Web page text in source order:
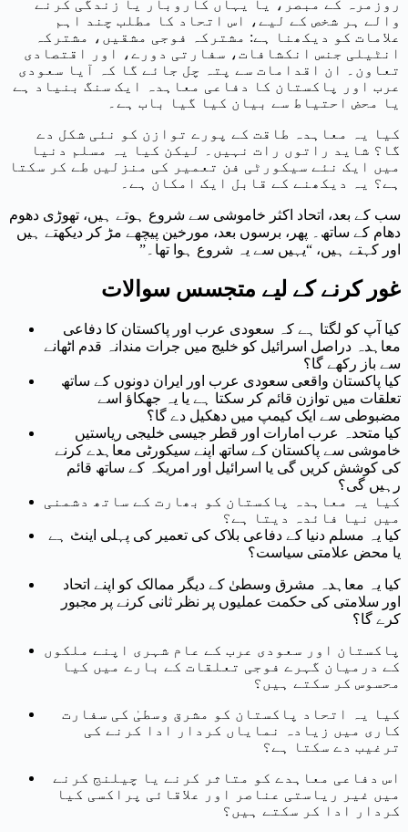
روزمرہ کے مبصر، یا یہاں کاروبار یا زندگی کرنے
والے ہر شخص کے لیے، اس اتحاد کا مطلب چند اہم
علامات کو دیکھنا ہے: مشترکہ فوجی مشقیں، مشترکہ
انٹیلی جنس انکشافات، سفارتی دورے، اور اقتصادی
تعاون۔ ان اقدامات سے پتہ چل جائے گا کہ آیا سعودی
عرب اور پاکستان کا دفاعی معاہدہ ایک سنگ بنیاد ہے
یا محض احتیاط سے بیان کیا گیا باب ہے۔
کیا یہ معاہدہ طاقت کے پورے توازن کو نئی شکل دے
گا؟ شاید راتوں رات نہیں۔ لیکن کیا یہ مسلم دنیا
میں ایک نئے سیکورٹی فن تعمیر کی منزلیں طے کر سکتا
ہے؟ یہ دیکھنے کے قابل ایک امکان ہے۔
سب کے بعد، اتحاد اکثر خاموشی سے شروع ہوتے ہیں، تھوڑی دھوم
دھام کے ساتھ۔ پھر، برسوں بعد، مورخین پیچھے مڑ کر دیکھتے ہیں
اور کہتے ہیں، “یہیں سے یہ شروع ہوا تھا۔”
غور کرنے کے لیے متجسس سوالات
کیا آپ کو لگتا ہے کہ سعودی عرب اور پاکستان کا دفاعی
معاہدہ دراصل اسرائیل کو خلیج میں جرات مندانہ قدم اٹھانے
سے باز رکھے گا؟
کیا پاکستان واقعی سعودی عرب اور ایران دونوں کے ساتھ
تعلقات میں توازن قائم کر سکتا ہے یا یہ جھکاؤ اسے
مضبوطی سے ایک کیمپ میں دھکیل دے گا؟
کیا متحدہ عرب امارات اور قطر جیسی خلیجی ریاستیں
خاموشی سے پاکستان کے ساتھ اپنے سیکورٹی معاہدے کرنے
کی کوشش کریں گی یا اسرائیل اور امریکہ کے ساتھ قائم
رہیں گی؟
کیا یہ معاہدہ پاکستان کو بھارت کے ساتھ دشمنی
میں نیا فائدہ دیتا ہے؟
کیا یہ مسلم دنیا کے دفاعی بلاک کی تعمیر کی پہلی اینٹ ہے
یا محض علامتی سیاست؟
کیا یہ معاہدہ مشرق وسطیٰ کے دیگر ممالک کو اپنے اتحاد
اور سلامتی کی حکمت عملیوں پر نظر ثانی کرنے پر مجبور
کرے گا؟
پاکستان اور سعودی عرب کے عام شہری اپنے ملکوں
کے درمیان گہرے فوجی تعلقات کے بارے میں کیا
محسوس کر سکتے ہیں؟
کیا یہ اتحاد پاکستان کو مشرق وسطیٰ کی سفارت
کاری میں زیادہ نمایاں کردار ادا کرنے کی
ترغیب دے سکتا ہے؟
اس دفاعی معاہدے کو متاثر کرنے یا چیلنج کرنے
میں غیر ریاستی عناصر اور علاقائی پراکسی کیا
کردار ادا کر سکتے ہیں؟